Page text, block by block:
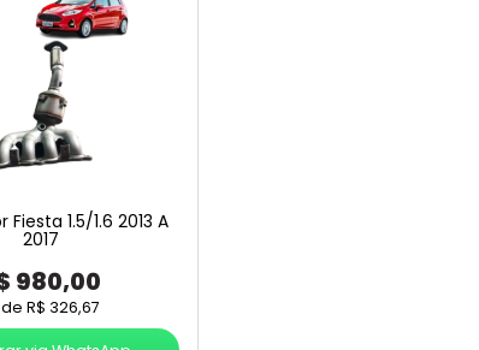
1.5/1.6 2013 A
2017
980,00
deR$ 326,67